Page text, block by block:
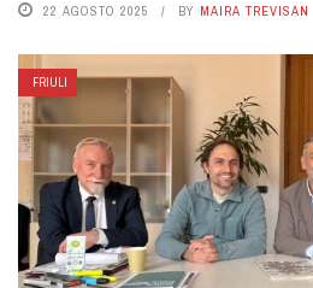
22 AGOSTO 2025 BY MAIRA TREVISAN
FRIULI